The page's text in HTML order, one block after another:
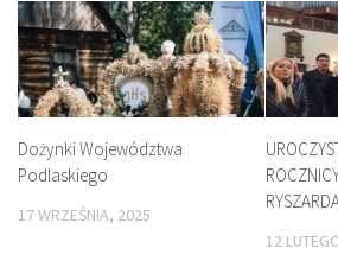
Dożynki Województwa
Podlaskiego
17 WRZEŚNIA, 2025
12